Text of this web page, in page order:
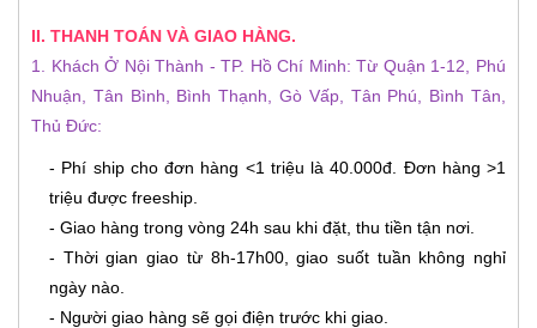
II. THANH TOÁN VÀ GIAO HÀNG.
1. Khách Ở Nội Thành - TP. Hồ Chí Minh: Từ Quận 1-12, Phú
Nhuận, Tân Bình, Bình Thạnh, Gò Vấp, Tân Phú, Bình Tân,
Thủ Đức:
- Phí ship cho đơn hàng <1 triệu là 40.000đ. Đơn hàng >1
triệu được freeship.
- Giao hàng trong vòng 24h sau khi đặt, thu tiền tận nơi.
- Thời gian giao từ 8h-17h00, giao suốt tuần không nghỉ
ngày nào.
- Người giao hàng sẽ gọi điện trước khi giao.